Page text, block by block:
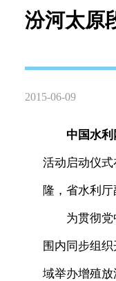
汾河太原
2015-06-09
中国水
活动启动仪
隆，省水利
为贯彻党中
围内同步组
域举办增殖